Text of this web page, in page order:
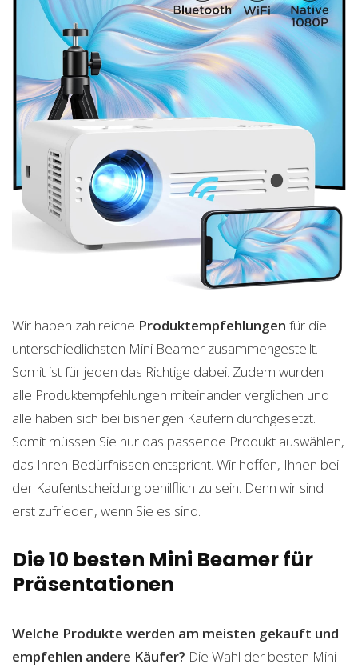
Wir haben zahlreiche Produktempfehlungen für die
unterschiedlichsten Mini Beamer zusammengestellt.
Somit ist für jeden das Richtige dabei. Zudem wurden
alle Produktempfehlungen miteinander verglichen und
alle haben sich bei bisherigen Käufern durchgesetzt.
Somit müssen Sie nur das passende Produkt auswählen,
das Ihren Bedürfnissen entspricht. Wir hoffen, Ihnen bei
der Kaufentscheidung behilflich zu sein. Denn wir sind
erst zufrieden, wenn Sie es sind.
Die 10 besten Mini Beamer für
Präsentationen
Welche Produkte werden am meisten gekauft und
empfehlen andere Käufer? Die Wahl der besten Mini